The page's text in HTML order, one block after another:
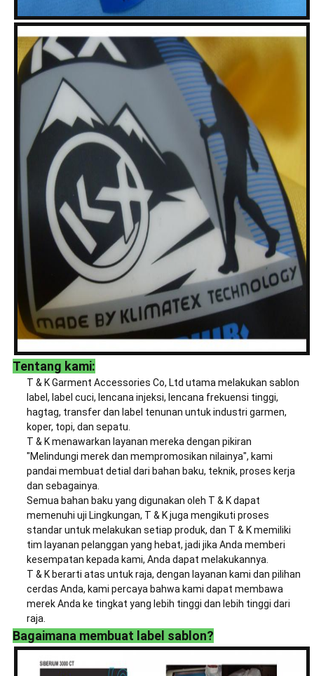
Tentang kami:
T & K Garment Accessories Co, Ltd utama melakukan sablon
label, label cuci, lencana injeksi, lencana frekuensi tinggi,
hagtag, transfer dan label tenunan untuk industri garmen,
koper, topi, dan sepatu.
T & K menawarkan layanan mereka dengan pikiran
"Melindungi merek dan mempromosikan nilainya", kami
pandai membuat detial dari bahan baku, teknik, proses kerja
dan sebagainya.
Semua bahan baku yang digunakan oleh T & K dapat
memenuhi uji Lingkungan, T & K juga mengikuti proses
standar untuk melakukan setiap produk, dan T & K memiliki
tim layanan pelanggan yang hebat, jadi jika Anda memberi
kesempatan kepada kami, Anda dapat melakukannya.
T & K berarti atas untuk raja, dengan layanan kami dan pilihan
cerdas Anda, kami percaya bahwa kami dapat membawa
merek Anda ke tingkat yang lebih tinggi dan lebih tinggi dari
raja.
Bagaimana membuat label sablon?